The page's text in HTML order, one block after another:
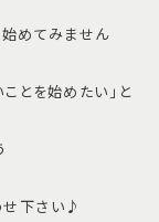
めてみません
とを始めたい」と
せ下さい♪